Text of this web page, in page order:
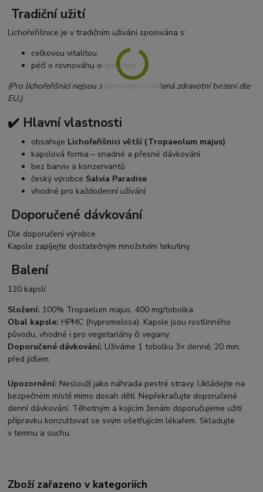
Tradiční užití
Lichořeřišnice je v tradičním užívání spojována s:
celkovou vitalitou
péčí o rovnováhu organismu
(Pro lichořeřišnici nejsou stanovena schválená zdravotní tvrzení dle
EU.)
✔️ Hlavní vlastnosti
obsahuje Lichořeřišnici větší (Tropaeolum majus)
kapslová forma – snadné a přesné dávkování
bez barviv a konzervantů
český výrobce Salvia Paradise
vhodné pro každodenní užívání
Doporučené dávkování
Dle doporučení výrobce.
Kapsle zapíjejte dostatečným množstvím tekutiny.
Balení
120 kapslí
Složení: 100% Tropaelum majus, 400 mg/tobolka.
Obal kapsle: HPMC (hypromelosa). Kapsle jsou rostlinného
původu, vhodné i pro vegetariány či vegany.
Doporučené dávkování: Užíváme 1 tobolku 3× denně, 20 min.
před jídlem.
Upozornění: Neslouží jako náhrada pestré stravy. Ukládejte na
bezpečném místě mimo dosah dětí. Nepřekračujte doporučené
denní dávkování. Těhotným a kojícím ženám doporučujeme užití
přípravku konzultovat se svým ošetřujícím lékařem. Skladujte
v temnu a suchu.
Zboží zařazeno v kategoriích